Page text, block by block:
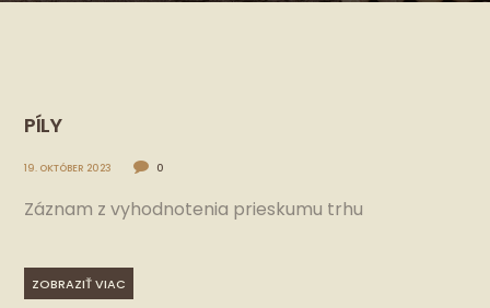
PÍLY
19. OKTÓBER 2023 0
Záznam z vyhodnotenia prieskumu trhu
ZOBRAZIŤ VIAC